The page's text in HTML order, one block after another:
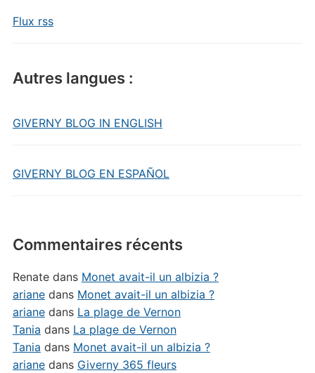
Flux rss
Autres langues :
GIVERNY BLOG IN ENGLISH
GIVERNY BLOG EN ESPAÑOL
Commentaires récents
Renatedans Monet avait-il un albizia ?
arianedans Monet avait-il un albizia ?
arianedans La plage de Vernon
Tania dans La plage de Vernon
Tania dans Monet avait-il un albizia ?
arianedans Giverny 365 fleurs